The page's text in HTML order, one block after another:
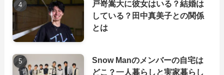
戸嵜嵩大に彼女はいる？結婚は
している？田中真美子との関係
とは
Snow Manのメンバーの自宅は
どこ？一人暮らしと実家暮らし